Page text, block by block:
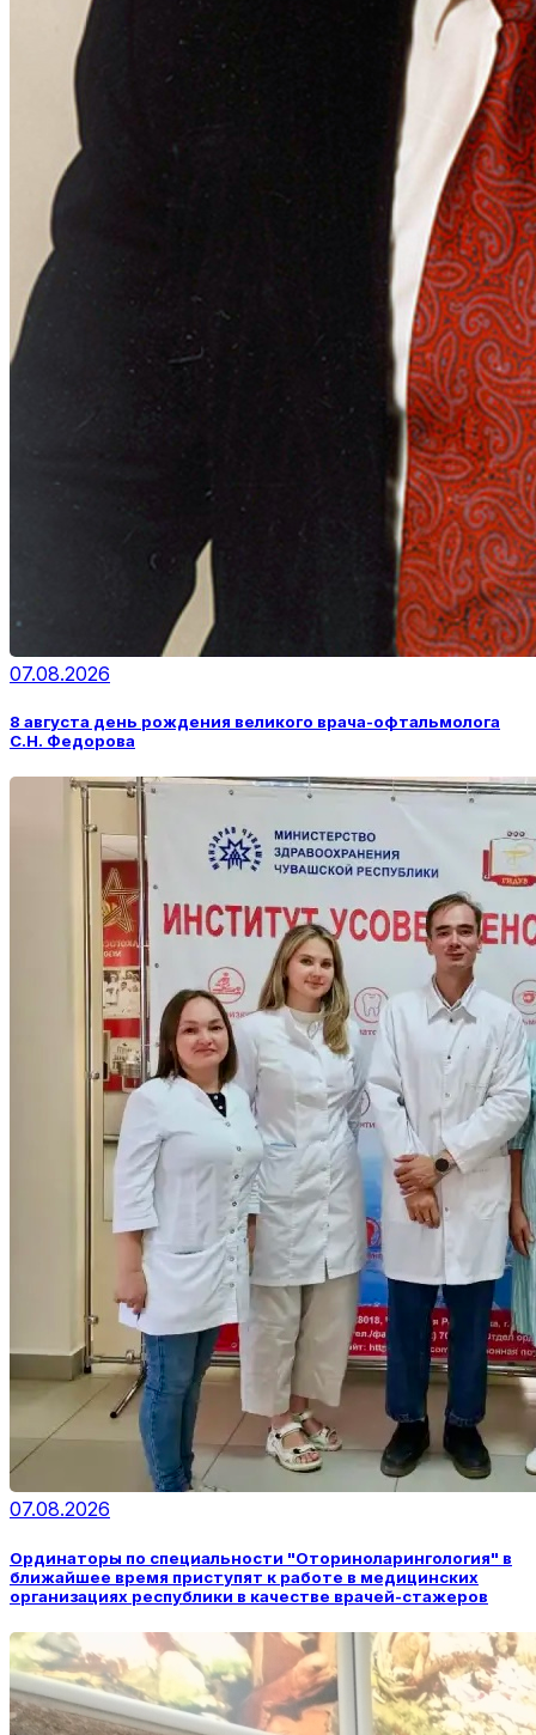
07.08.2026
8 августа день рождения великого врача-офтальмолога
С.Н. Федорова
07.08.2026
Ординаторы по специальности "Оториноларингология" в
ближайшее время приступят к работе в медицинских
организациях республики в качестве врачей-стажеров